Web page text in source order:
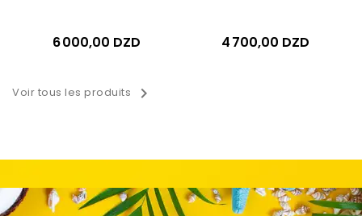
6 000,00 DZD 4 700,00 DZD
Voir tous les produits 